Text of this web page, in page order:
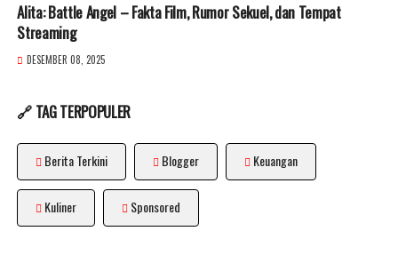
Alita: Battle Angel – Fakta Film, Rumor Sekuel, dan Tempat
Streaming
DESEMBER 08, 2025
🔗 TAG TERPOPULER
Berita Terkini Blogger Keuangan
Kuliner Sponsored